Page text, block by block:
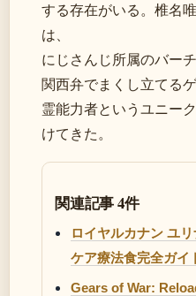
する存在がいる。椎名
は、
にじさんじ所属のバー
関西弁でまくし立てるゲ
霊能力者というユニー
けてきた。
関連記事 4件
ロイヤルカナン ユ
ケア療法食完全ガイ
Gears of War: